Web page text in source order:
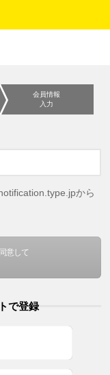
会員情報
入力
から
意して
で登録